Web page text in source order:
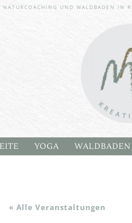
NATURCOACHING UND WALDBADEN IN
YOGA
SANFTES YOGA AUF
WALDBADEN
« Alle Veranstaltungen